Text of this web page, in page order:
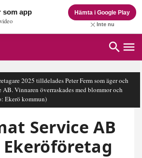
som app Hämta i Google Play
Inte nu
2025 tilldelades Peter Ferm som äger och
Vinnaren överraskades med blommor och
Ekerö kommun)
Service AB